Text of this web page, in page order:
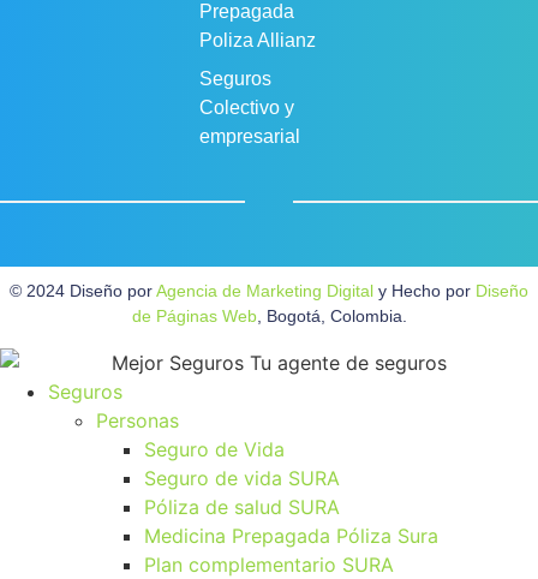
Prepagada
Poliza Allianz
Seguros
Colectivo y
empresarial
© 2024 Diseño porAgencia de Marketing Digital y Hecho por Diseño
de Páginas Web, Bogotá, Colombia.
Seguros
Personas
Seguro de Vida
Seguro de vida SURA
Póliza de salud SURA
Medicina Prepagada Póliza Sura
Plan complementario SURA